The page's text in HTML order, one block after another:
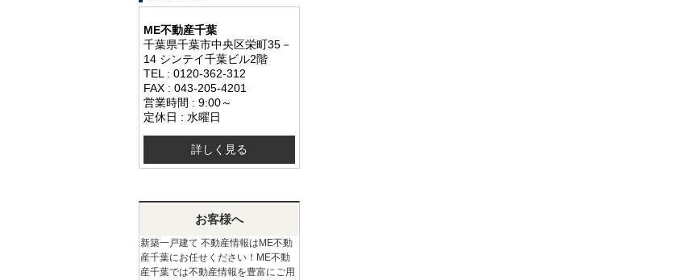
ME不動産千葉
千葉県千葉市中央区栄町35－
14 シンテイ千葉ビル2階
TEL : 0120-362-312
FAX : 043-205-4201
営業時間 : 9:00～
定休日 : 水曜日
詳しく見る
お客様へ
新築一戸建て 不動産情報はME不動
産千葉にお任せください！ME不動
産千葉では不動産情報を豊富にご用